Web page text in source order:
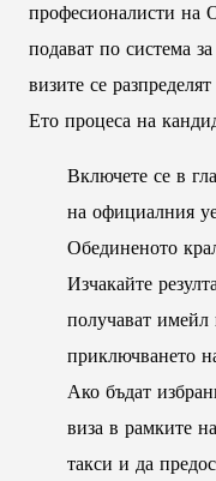
професионалисти на
подават по система
визите се
Ето процеса на
Включете се в
на официалния
Обединеното
Изчакайте
получават
приключването
Ако бъдат
виза в рамките
такси и да